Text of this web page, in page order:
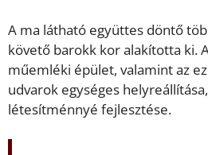
A ma látható együttes döntő
követő barokk kor alakította ki.
műemléki épület, valamint az
udvarok egységes
létesítménnyé fejlesztése.